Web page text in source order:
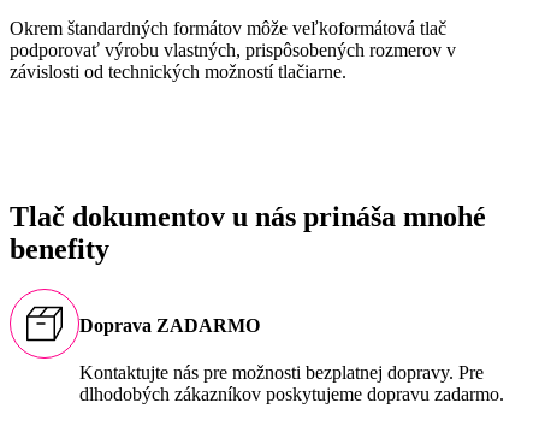
Okrem štandardných formátov môže veľkoformátová tlač
podporovať výrobu vlastných, prispôsobených rozmerov v
závislosti od technických možností tlačiarne.
Tlač dokumentov u nás prináša mnohé
benefity
Doprava ZADARMO
Kontaktujte nás pre možnosti bezplatnej dopravy. Pre
dlhodobých zákazníkov poskytujeme dopravu zadarmo.